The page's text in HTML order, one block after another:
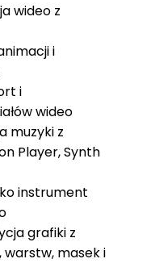
wideo z
i
i
wideo
muzyki z
Player, Synth
instrument
grafiki z
warstw, masek i